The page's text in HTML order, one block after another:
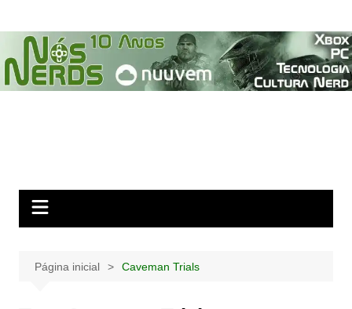
para
conteúdo
Página inicial Caveman Trials